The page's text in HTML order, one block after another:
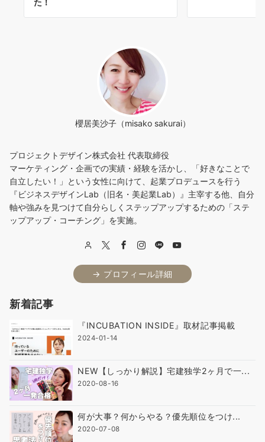
た！
櫻居美沙子（misako sakurai）
プロジェクトデザイン株式会社 代表取締役
マーケティング・企画での実績・経験を活かし、「好きなことで
自立したい！」という女性に向けて、起業プロデュースを行う
『ビジネスデザインLab（旧名・美起業Lab）』主宰する他、自分
軸や強みを見つけて自分らしくステップアップするための「ステ
ップアップ・コーチング」を実施。
→ プロフィール詳細
新着記事
『INCUBATION INSIDE』取材記事掲載
2024-01-14
NEW【しっかり解説】宅建独学2ヶ月で一...
2020-08-16
何が大事？何からやる？優先順位をつけ...
2020-07-08